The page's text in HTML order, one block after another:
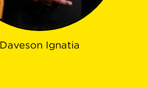
Daveson Ignatia